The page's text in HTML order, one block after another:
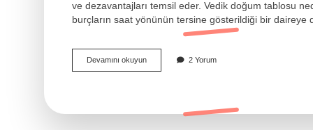
ve dezavantajları temsil eder. Vedik doğum tablosu
burçların saat yönünün tersine gösterildiği bir daireye
Devamını okuyunVedik
Astroloji
2 Yorum